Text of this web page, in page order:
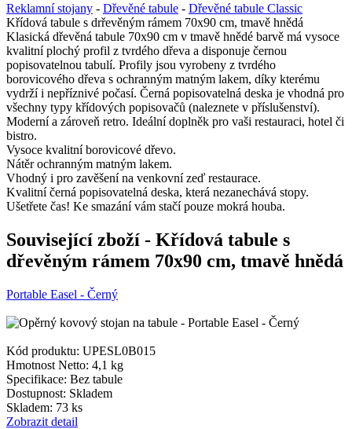
Reklamní stojany - Dřevěné tabule - Dřevěné tabule Classic
Křídová tabule s drřevěným rámem 70x90 cm, tmavě hnědá
Klasická dřevěná tabule 70x90 cm v tmavě hnědé barvě má vysoce
kvalitní plochý profil z tvrdého dřeva a disponuje černou
popisovatelnou tabulí. Profily jsou vyrobeny z tvrdého
borovicového dřeva s ochranným matným lakem, díky kterému
vydrží i nepříznivé počasí. Černá popisovatelná deska je vhodná pro
všechny typy křídových popisovačů (naleznete v příslušenství).
Moderní a zároveň retro. Ideální doplněk pro vaši restauraci, hotel či
bistro.
Vysoce kvalitní borovicové dřevo.
Nátěr ochranným matným lakem.
Vhodný i pro zavěšení na venkovní zeď restaurace.
Kvalitní černá popisovatelná deska, která nezanechává stopy.
Ušetřete čas! Ke smazání vám stačí pouze mokrá houba.
Související zboží - Křídová tabule s
dřevěným rámem 70x90 cm, tmavě hnědá
Portable Easel - Černý
Kód produktu: UPESL0B015
Hmotnost Netto: 4,1 kg
Specifikace: Bez tabule
Dostupnost: Skladem
Skladem: 73 ks
Zobrazit detail